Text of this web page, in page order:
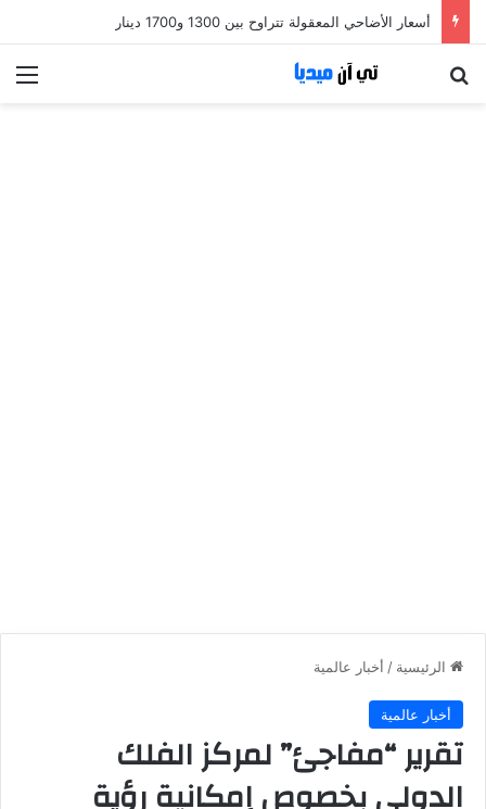
أسعار الأضاحي المعقولة تتراوح بين 1300 و1700 دينار
الرئيسية / أخبار عالمية
أخبار عالمية
تقرير “مفاجئ” لمركز الفلك
الدولى بخصوص إمكانية رؤية